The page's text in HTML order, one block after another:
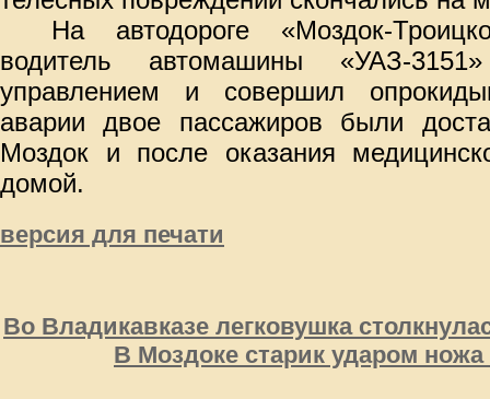
На автодороге «Моздок-
водитель автомашины «УАЗ-
управлением и совершил
аварии двое пассажиров были
Моздок и после оказания
домой.
версия для печати
Во Владикавказе легковушка
В Моздоке старик ударом